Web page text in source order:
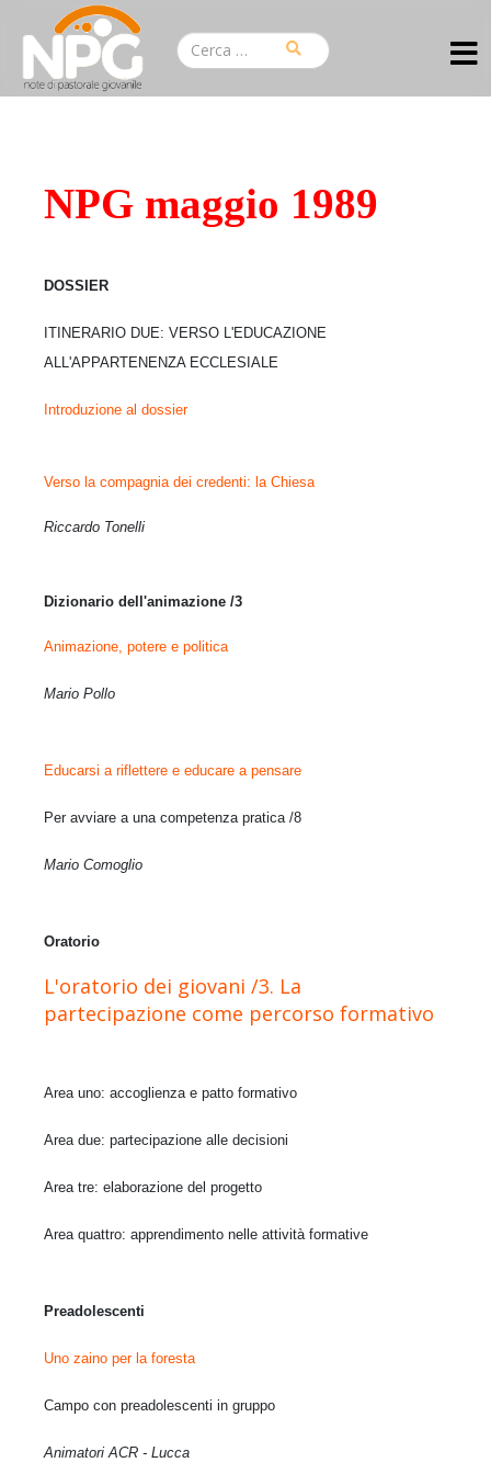
NPG maggio 1989
DOSSIER
ITINERARIO DUE: VERSO L'EDUCAZIONE
ALL'APPARTENENZA ECCLESIALE
Introduzione al dossier
Verso la compagnia dei credenti: la Chiesa
Riccardo Tonelli
Dizionario dell'animazione /3
Animazione, potere e politica
Mario Pollo
Educarsi a riflettere e educare a pensare
Per avviare a una competenza pratica /8
Mario Comoglio
Oratorio
L'oratorio dei giovani /3. La
partecipazione come percorso formativo
Area uno: accoglienza e patto formativo
Area due: partecipazione alle decisioni
Area tre: elaborazione del progetto
Area quattro: apprendimento nelle attività formative
Preadolescenti
Uno zaino per la foresta
Campo con preadolescenti in gruppo
Animatori ACR - Lucca